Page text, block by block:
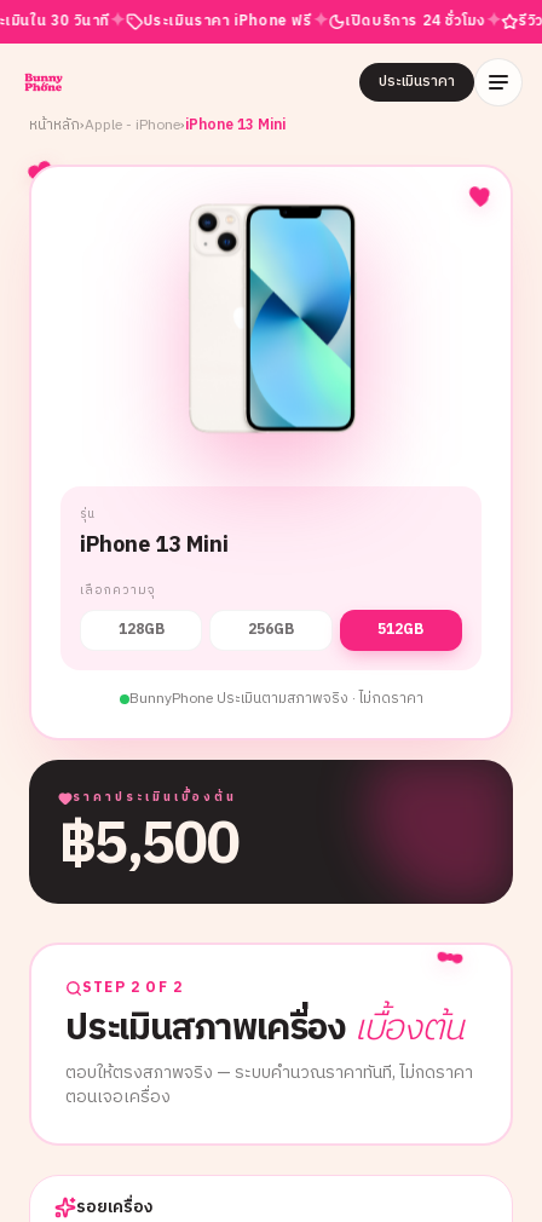
30 วินาที ✦ ประเมินราคา iPhone ฟรี✦ เปิดบริการ 24 ชั่วโมง✦ รีวิว
ประเมินราคา
หน้าหลัก›Apple - iPhone›iPhone 13 Mini
รุ่น
iPhone 13 Mini
เลือกความจุ
128GB 256GB 512GB
BunnyPhone ประเมินตามสภาพจริง · ไม่กดราคา
ราคาประเมินเบื้องต้น
฿5,500
STEP 2 OF 2
ประเมินสภาพเครื่อง เบื้องต้น
ตอบให้ตรงสภาพจริง — ระบบคำนวณราคาทันที, ไม่กดราคา
ตอนเจอเครื่อง
รอยเครื่อง